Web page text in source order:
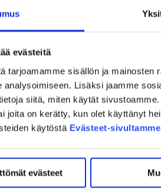
evästeitä
tarjoamamme sisällön ja
analysoimiseen. Lisäksi jaamme
siitä, miten käytät
joita on kerätty, kun olet käyttänyt
käytöstä Evästeet-sivultamme
evästeet
johtoasemassa, mutta ei
kunnostautuneetJesper
voittotaisteluun, joka
osuman niittasi lopulta
Jukureista.
virheistä, jotka ovat aina
tekemistä.